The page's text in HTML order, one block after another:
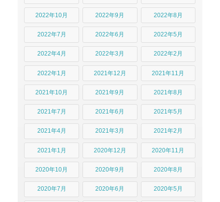
2022年10月 2022年9月 2022年8月
2022年7月 2022年6月 2022年5月
2022年4月 2022年3月 2022年2月
2022年1月 2021年12月 2021年11月
2021年10月 2021年9月 2021年8月
2021年7月 2021年6月 2021年5月
2021年4月 2021年3月 2021年2月
2021年1月 2020年12月 2020年11月
2020年10月 2020年9月 2020年8月
2020年7月 2020年6月 2020年5月